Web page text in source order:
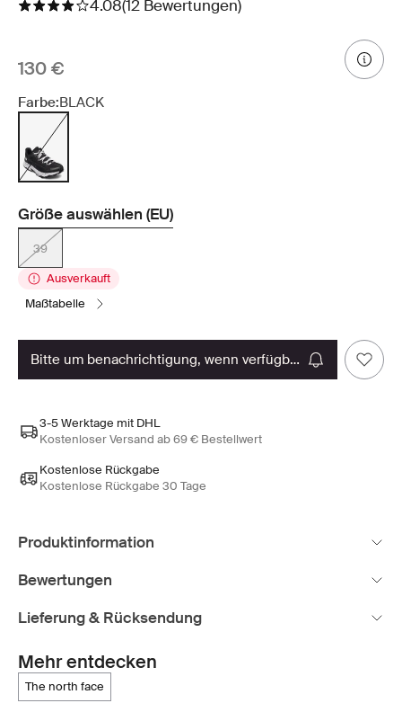
4.08(12 Bewertungen)
130 €
Farbe:BLACK
Größe auswählen (EU)
39
Ausverkauft
maßtabelle
bitte um benachrichtigung, wenn verfügbar
3-5 Werktage mit DHL
Kostenloser Versand ab 69 € Bestellwert
Kostenlose Rückgabe
Kostenlose Rückgabe 30 Tage
Produktinformation
Bewertungen
Lieferung & Rücksendung
Mehr entdecken
the north face